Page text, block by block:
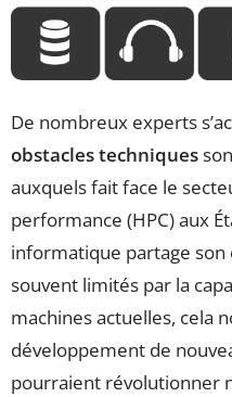
De nombreux experts
obstacles techniques
auxquels fait face le
performance (HPC) aux
informatique partage son
souvent limités par la
machines actuelles, cela
développement de
pourraient révolutionner